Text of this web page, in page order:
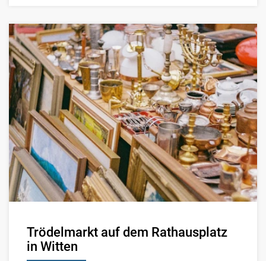
Trödelmarkt auf dem Rathausplatz
in Witten